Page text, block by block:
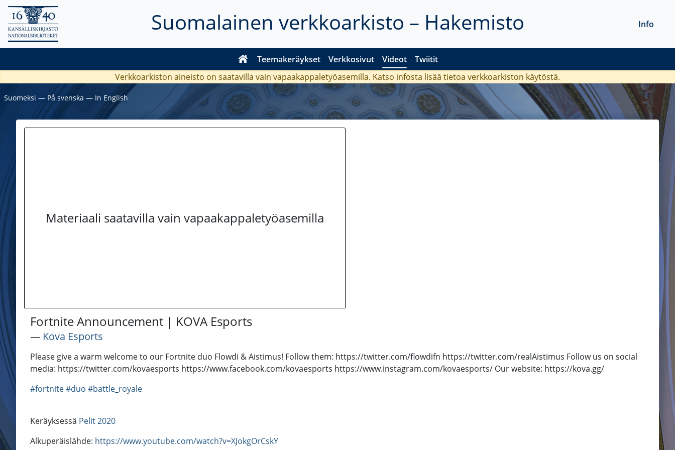
Suomalainen verkkoarkisto – Hakemisto
Teemakeräykset Verkkosivut Videot Twiitit
Info
Verkkoarkiston aineisto on saatavilla vain vapaakappaletyöasemilla. Katso infosta lisää tietoa verkkoarkiston käytöstä.
Suomeksi ― På svenska ― In English
Materiaali saatavilla vain vapaakappaletyöasemilla
Fortnite Announcement | KOVA Esports
― Kova Esports
Please give a warm welcome to our Fortnite duo Flowdi & Aistimus! Follow them: https://twitter.com/flowdifn https://twitter.com/realAistimus Follow us on social
media: https://twitter.com/kovaesports https://www.facebook.com/kovaesports https://www.instagram.com/kovaesports/ Our website: https://kova.gg/
#fortnite#duo #battle_royale
Keräyksessä Pelit 2020
Alkuperäislähde: https://www.youtube.com/watch?v=XJokgOrCskY